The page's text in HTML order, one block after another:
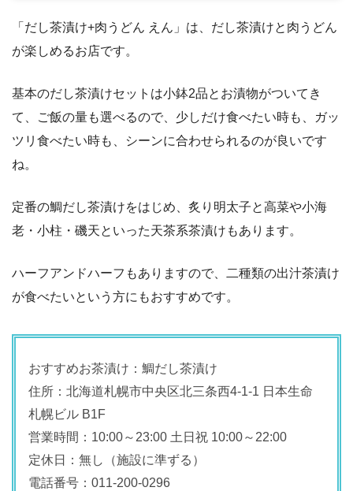
「だし茶漬け+肉うどん えん」は、だし茶漬けと肉うどん
が楽しめるお店です。
基本のだし茶漬けセットは小鉢2品とお漬物がついてき
て、ご飯の量も選べるので、少しだけ食べたい時も、ガッ
ツリ食べたい時も、シーンに合わせられるのが良いです
ね。
定番の鯛だし茶漬けをはじめ、炙り明太子と高菜や小海
老・小柱・磯天といった天茶系茶漬けもあります。
ハーフアンドハーフもありますので、二種類の出汁茶漬け
が食べたいという方にもおすすめです。
おすすめお茶漬け：鯛だし茶漬け
住所：北海道札幌市中央区北三条西4-1-1 日本生命
札幌ビル B1F
営業時間：10:00～23:00 土日祝 10:00～22:00
定休日：無し（施設に準ずる）
電話番号：011-200-0296